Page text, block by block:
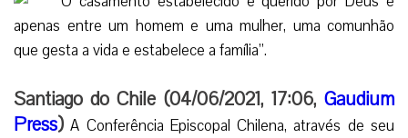
Santiago do Chile (04/06/2021, 17:06, Gaudium
Press) A Conferência Episcopal Chilena, através de seu